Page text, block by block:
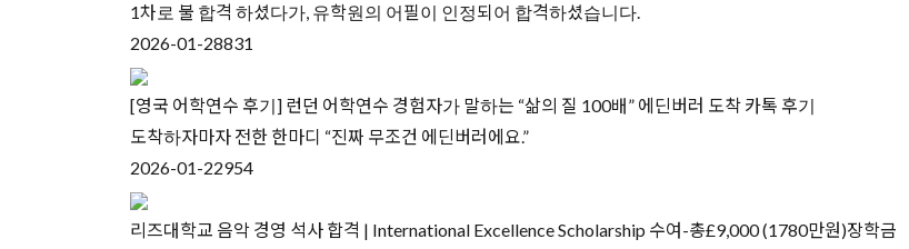
1차로 불 합격 하셨다가, 유학원의 어필이 인정되어 합격하셨습니다.
2026-01-28831
[영국 어학연수 후기] 런던 어학연수 경험자가 말하는 “삶의 질 100배” 에딘버러 도착 카톡 후기
도착하자마자 전한 한마디 “진짜 무조건 에딘버러에요.”
2026-01-22954
리즈대학교 음악 경영 석사 합격 | International Excellence Scholarship 수여-총£9,000 (1780만원)장학금